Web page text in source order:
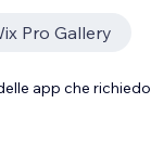
Pro Gallery
app che